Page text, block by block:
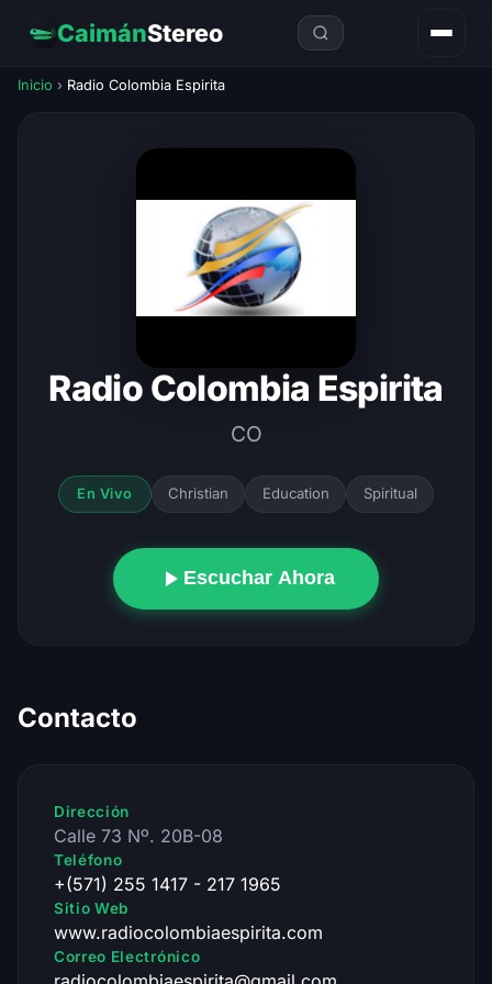
CaimánStereo
Inicio › Radio Colombia Espirita
Radio Colombia Espirita
CO
En Vivo Christian Education Spiritual
Escuchar Ahora
Contacto
Dirección
Calle 73 Nº. 20B-08
Teléfono
+(571) 255 1417 - 217 1965
Sitio Web
www.radiocolombiaespirita.com
Correo Electrónico